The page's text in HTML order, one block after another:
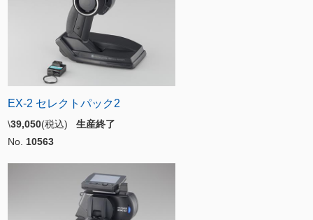
EX-2 セレクトパック2
\39,050(税込) 生産終了
No. 10563